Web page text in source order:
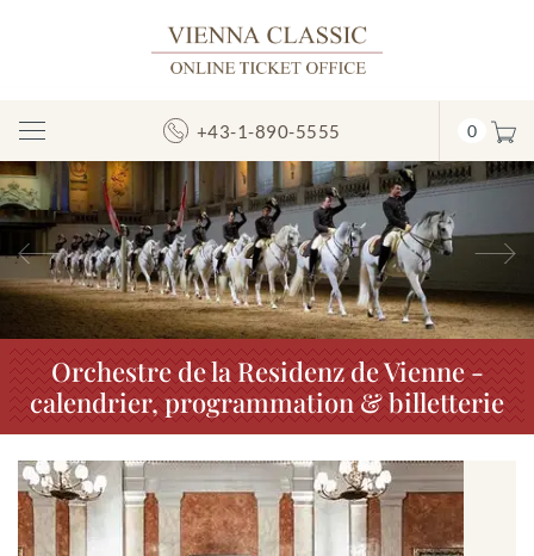
Afficher/masquer
la
navigation
+43-1-890-5555 0
Précédent
Orchestre de la Residenz de Vienne -
calendrier, programmation & billetterie